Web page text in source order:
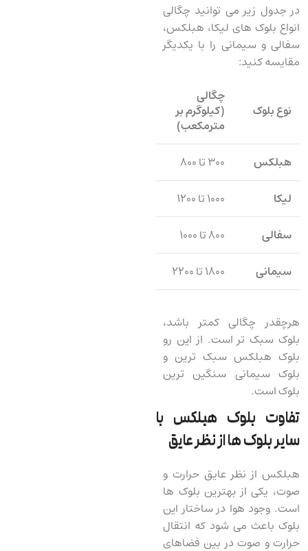
در جدول زیر می ‌توانید چگالی
انواع بلوک ‌های لیکا، هبلکس،
سفالی و سیمانی را با یکدیگر
مقایسه کنید:
نوع بلوک
چگالی
(کیلوگرم بر
مترمکعب)
هبلکس
۳۰۰ تا ۸۰۰
لیکا
۱۰۰۰ تا ۱۲۰۰
سفالی
۸۰۰ تا ۱۰۰۰
سیمانی
۱۸۰۰ تا ۲۲۰۰
هرچقدر چگالی کمتر باشد،
بلوک سبک تر است. از این رو
بلوک هبلکس سبک ترین و
بلوک سیمانی سنگین ترین
بلوک است.
تفاوت بلوک هبلکس با
سایر بلوک ها از نظر عایق
هبلکس از نظر عایق حرارت و
صوت، یکی از بهترین بلوک ‌ها
است. وجود هوا در ساختار این
بلوک باعث می‌ شود که انتقال
حرارت و صوت در بین فضاهای